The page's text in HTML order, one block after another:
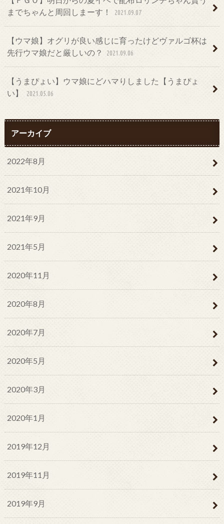
までちゃんと周回しまーす！
2021.09.07
【ウマ娘】オグリが良い感じに育ったけどヴァルゴ杯は
先行ウマ娘だと厳しいの？
2021.09.06
【うまぴょい】ウマ娘にどハマりしました【うまぴょ
い】
2021.05.06
アーカイブ
2022年8月
2021年10月
2021年9月
2021年5月
2020年11月
2020年8月
2020年7月
2020年5月
2020年3月
2020年1月
2019年12月
2019年11月
2019年9月